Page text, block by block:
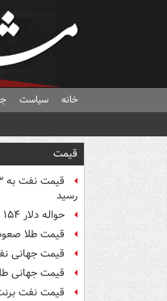
خانه سیاست
قیمت
رسید
حواله دلار ۱۵۴ هزار و ۴۵۱ تومان شد
قیمت طلا
قیمت جهانی نفت
قیمت جهانی طلا
قیمت نفت برنت به ۷۹